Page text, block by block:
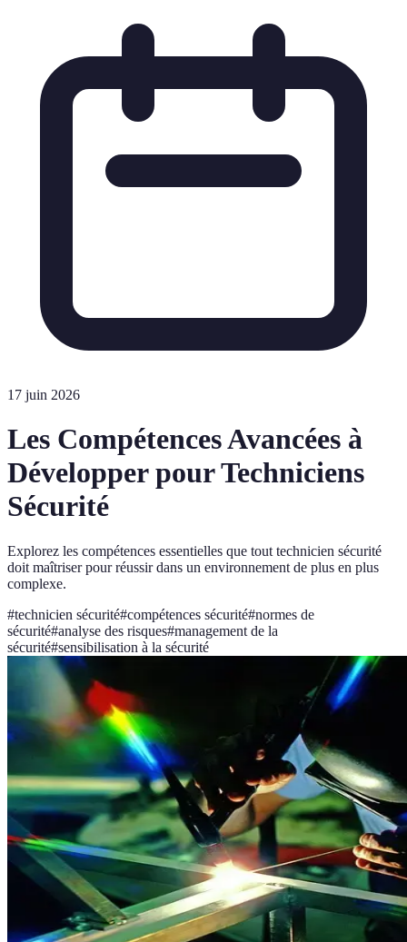
17 juin 2026
Les Compétences Avancées à
Développer pour Techniciens
Sécurité
Explorez les compétences essentielles que tout technicien sécurité
doit maîtriser pour réussir dans un environnement de plus en plus
complexe.
#technicien sécurité#compétences sécurité#normes de
sécurité#analyse des risques#management de la
sécurité#sensibilisation à la sécurité